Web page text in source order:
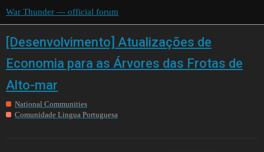
War Thunder — official forum
[Desenvolvimento] Atualizações de
Economia para as Árvores das Frotas de
Alto-mar
National Communities
Comunidade Lingua Portuguesa